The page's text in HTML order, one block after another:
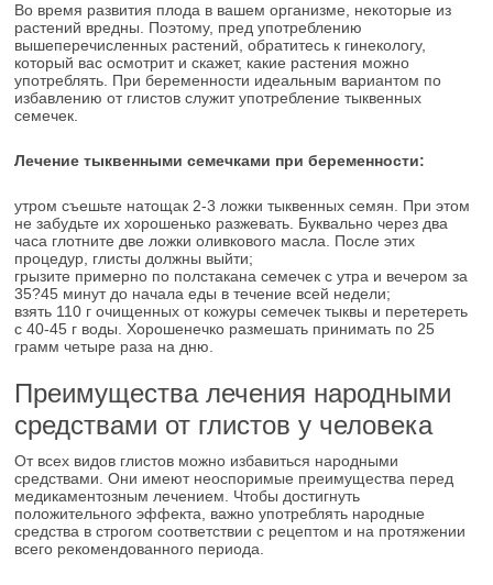
Во время развития плода в вашем организме, некоторые из
растений вредны. Поэтому, пред употреблению
вышеперечисленных растений, обратитесь к гинекологу,
который вас осмотрит и скажет, какие растения можно
употреблять. При беременности идеальным вариантом по
избавлению от глистов служит употребление тыквенных
семечек.
Лечение тыквенными семечками при беременности:
утром съешьте натощак 2-3 ложки тыквенных семян. При этом
не забудьте их хорошенько разжевать. Буквально через два
часа глотните две ложки оливкового масла. После этих
процедур, глисты должны выйти;
грызите примерно по полстакана семечек с утра и вечером за
35?45 минут до начала еды в течение всей недели;
взять 110 г очищенных от кожуры семечек тыквы и перетереть
с 40-45 г воды. Хорошенечко размешать принимать по 25
грамм четыре раза на дню.
Преимущества лечения народными
средствами от глистов у человека
От всех видов глистов можно избавиться народными
средствами. Они имеют неоспоримые преимущества перед
медикаментозным лечением. Чтобы достигнуть
положительного эффекта, важно употреблять народные
средства в строгом соответствии с рецептом и на протяжении
всего рекомендованного периода.